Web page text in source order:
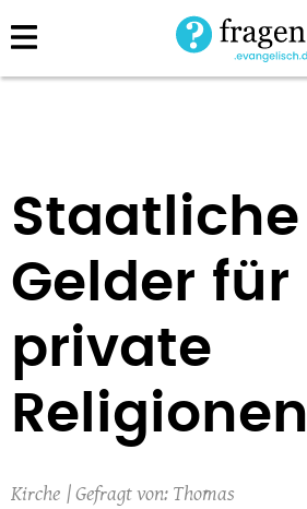
Direkt
zum
Staatliche
Gelder für
private
Religionen
Kirche
Thomas